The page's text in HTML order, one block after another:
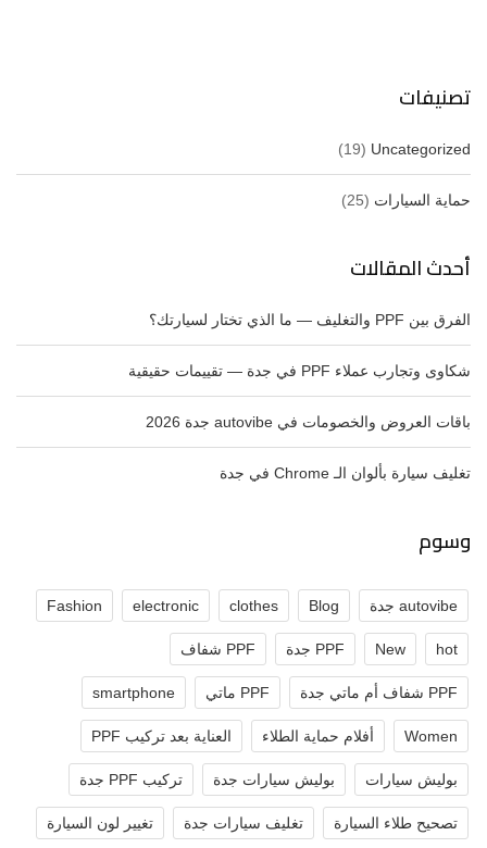
تصنيفات
Uncategorized
(19)
حماية السيارات (25)
أحدث المقالات
الفرق بين PPF والتغليف — ما الذي تختار لسيارتك؟
شكاوى وتجارب عملاء PPF في جدة — تقييمات حقيقية
باقات العروض والخصومات في autovibe جدة 2026
تغليف سيارة بألوان الـ Chrome في جدة
وسوم
autovibe جدة Blog
clothes
electronic
Fashion
hot
New PPF جدة PPF شفاف
PPF شفاف أم ماتي جدة PPF ماتي smartphone
Women أفلام حماية الطلاء العناية بعد تركيب PPF
بوليش سيارات بوليش سيارات جدة تركيب PPF جدة
تصحيح طلاء السيارة تغليف سيارات جدة تغيير لون السيارة